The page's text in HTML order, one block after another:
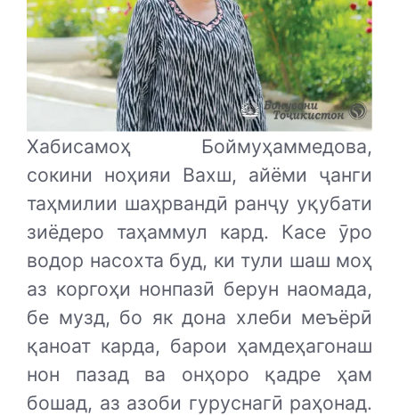
Хабисамоҳ Боймуҳаммедова,
сокини ноҳияи Вахш, айёми ҷанги
таҳмилии шаҳрвандӣ ранҷу уқубати
зиёдеро таҳаммул кард. Касе ӯро
водор насохта буд, ки тули шаш моҳ
аз коргоҳи нонпазӣ берун наомада,
бе музд, бо як дона хлеби меъёрӣ
қаноат карда, барои ҳамдеҳагонаш
нон пазад ва онҳоро қадре ҳам
бошад, аз азоби гуруснагӣ раҳонад.